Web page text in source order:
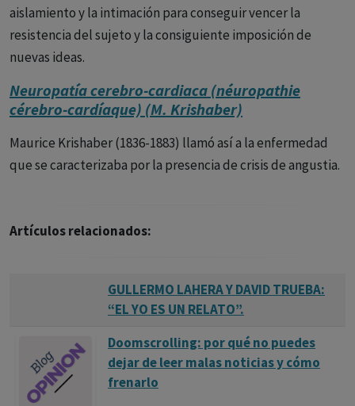
aislamiento y la intimación para conseguir vencer la
resistencia del sujeto y la consiguiente imposición de
nuevas ideas.
Neuropatía cerebro-cardiaca (néuropathie
cérebro-cardíaque) (M. Krishaber)
Maurice Krishaber (1836-1883) llamó así a la enfermedad
que se caracterizaba por la presencia de crisis de angustia.
Artículos relacionados:
GULLERMO LAHERA Y DAVID TRUEBA:
“EL YO ES UN RELATO”.
Doomscrolling: por qué no puedes
dejar de leer malas noticias y cómo
frenarlo